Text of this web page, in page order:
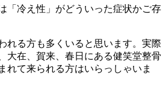
「冷え性」がどういった症状かご存
れる方も多くいると思います。実際
大在、賀来、春日にある健笑堂整骨
れて来られる方はいらっしゃいま